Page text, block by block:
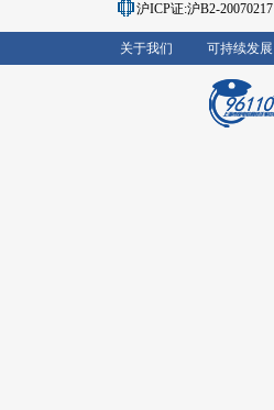
沪ICP证:沪B2-20070217
关于我们 可持续发展